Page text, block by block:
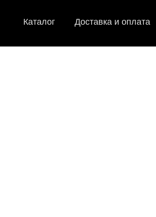
Каталог Доставка и оплата